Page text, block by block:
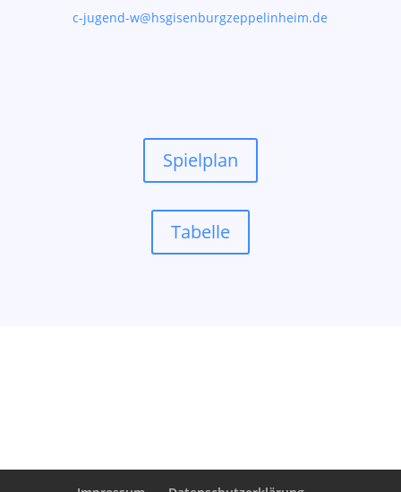
c-jugend-w@hsgisenburgzeppelinheim.de
Spielplan
Tabelle